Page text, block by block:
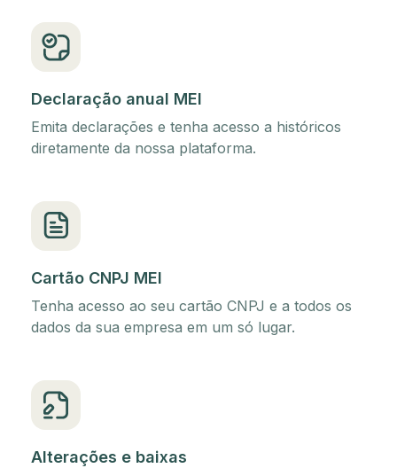
Declaração anual MEI
Emita declarações e tenha acesso a históricos
diretamente da nossa plataforma.
Cartão CNPJ MEI
Tenha acesso ao seu cartão CNPJ e a todos os
dados da sua empresa em um só lugar.
Alterações e baixas